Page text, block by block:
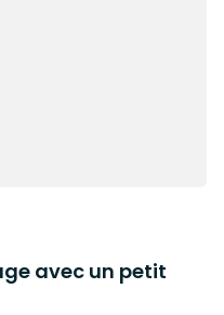
avec un petit